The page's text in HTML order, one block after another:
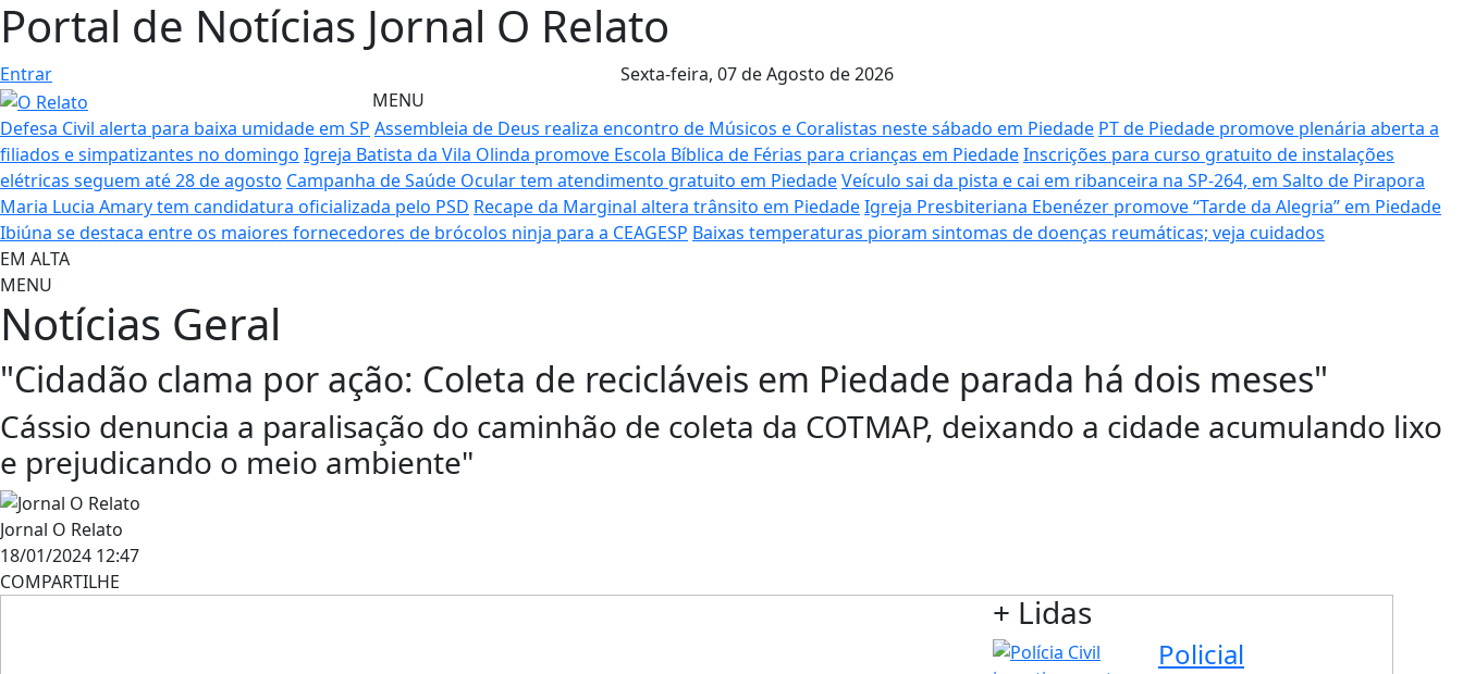
Portal de Notícias Jornal O Relato
Entrar Sexta-feira, 07 de Agosto de 2026
MENU
Defesa Civil alerta para baixa umidade em SP Assembleia de Deus realiza encontro de Músicos e Coralistas neste sábado em Piedade PT de Piedade promove plenária aberta a
filiados e simpatizantes no domingo Igreja Batista da Vila Olinda promove Escola Bíblica de Férias para crianças em PiedadeInscrições para curso gratuito de instalações
elétricas seguem até 28 de agosto Campanha de Saúde Ocular tem atendimento gratuito em PiedadeVeículo sai da pista e cai em ribanceira na SP-264, em Salto de Pirapora
Maria Lucia Amary tem candidatura oficializada pelo PSD Recape da Marginal altera trânsito em PiedadeIgreja Presbiteriana Ebenézer promove “Tarde da Alegria” em Piedade
Ibiúna se destaca entre os maiores fornecedores de brócolos ninja para a CEAGESP Baixas temperaturas pioram sintomas de doenças reumáticas; veja cuidados
EM ALTA
MENU
Notícias Geral
"Cidadão clama por ação: Coleta de recicláveis em Piedade parada há dois meses"
Cássio denuncia a paralisação do caminhão de coleta da COTMAP, deixando a cidade acumulando lixo
e prejudicando o meio ambiente"
Jornal O Relato
18/01/2024 12:47
COMPARTILHE
+ Lidas
Policial